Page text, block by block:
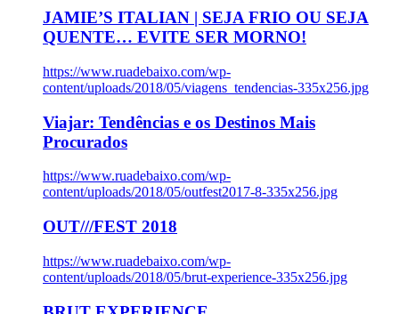
JAMIE’S ITALIAN | SEJA FRIO OU SEJA
QUENTE… EVITE SER MORNO!
https://www.ruadebaixo.com/wp-
content/uploads/2018/05/viagens_tendencias-335x256.jpg
Viajar: Tendências e os Destinos Mais
Procurados
https://www.ruadebaixo.com/wp-
content/uploads/2018/05/outfest2017-8-335x256.jpg
OUT///FEST 2018
https://www.ruadebaixo.com/wp-
content/uploads/2018/05/brut-experience-335x256.jpg